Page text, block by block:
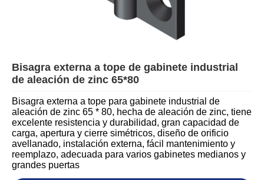
Bisagra externa a tope de gabinete industrial
de aleación de zinc 65*80
Bisagra externa a tope para gabinete industrial de
aleación de zinc 65 * 80, hecha de aleación de zinc, tiene
excelente resistencia y durabilidad, gran capacidad de
carga, apertura y cierre simétricos, diseño de orificio
avellanado, instalación externa, fácil mantenimiento y
reemplazo, adecuada para varios gabinetes medianos y
grandes puertas